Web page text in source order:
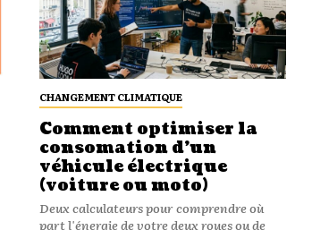
CHANGEMENT CLIMATIQUE
Comment optimiser la
consomation d’un
véhicule électrique
(voiture ou moto)
Deux calculateurs pour comprendre où
part l'énergie de votre deux roues ou de